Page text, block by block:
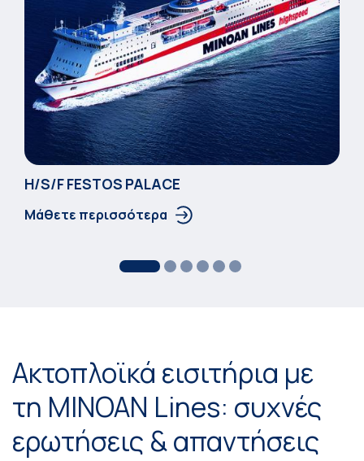
Η/S/F FESTOS PALACΕ
Μάθετε περισσότερα
Ακτοπλοϊκά εισιτήρια με
τη MINOAN Lines: συχνές
ερωτήσεις & απαντήσεις